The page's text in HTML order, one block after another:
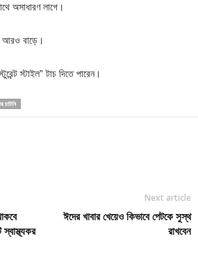
অসাধারণ লাগে।
আরও বাড়ে।
স্টাইল” টাচ দিতে পারেন।
চাটনি
Next article
ঈদের খাবার খেয়েও কিভাবে পেটকে সুস্থ
রাখবেন